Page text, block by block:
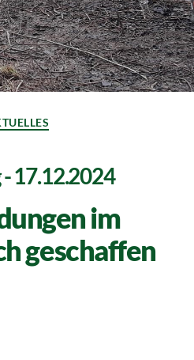
17.12.2024
im
geschaffen